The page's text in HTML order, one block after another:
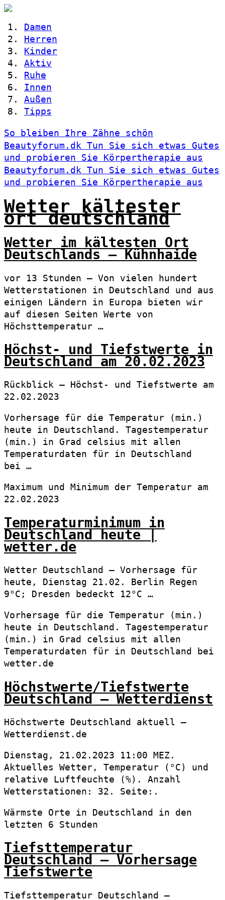
Damen
Herren
Kinder
Aktiv
Ruhe
Innen
Außen
Tipps
So bleiben Ihre Zähne schön
Beautyforum.dk Tun Sie sich etwas Gutes
und probieren Sie Körpertherapie aus
Beautyforum.dk Tun Sie sich etwas Gutes
und probieren Sie Körpertherapie aus
Wetter kältester
ort deutschland
Wetter im kältesten Ort
Deutschlands – Kühnhaide
vor 13 Stunden — Von vielen hundert
Wetterstationen in Deutschland und aus
einigen Ländern in Europa bieten wir
auf diesen Seiten Werte von
Höchsttemperatur …
Höchst- und Tiefstwerte in
Deutschland am 20.02.2023
Rückblick – Höchst- und Tiefstwerte am
22.02.2023
Vorhersage für die Temperatur (min.)
heute in Deutschland. Tagestemperatur
(min.) in Grad celsius mit allen
Temperaturdaten für in Deutschland
bei …
Maximum und Minimum der Temperatur am
22.02.2023
Temperaturminimum in
Deutschland heute |
wetter.de
Wetter Deutschland – Vorhersage für
heute, Dienstag 21.02. Berlin Regen
9°C; Dresden bedeckt 12°C …
Vorhersage für die Temperatur (min.)
heute in Deutschland. Tagestemperatur
(min.) in Grad celsius mit allen
Temperaturdaten für in Deutschland bei
wetter.de
Höchstwerte/Tiefstwerte
Deutschland – Wetterdienst
Höchstwerte Deutschland aktuell –
Wetterdienst.de
Dienstag, 21.02.2023 11:00 MEZ.
Aktuelles Wetter, Temperatur (°C) und
relative Luftfeuchte (%). Anzahl
Wetterstationen: 32. Seite:.
Wärmste Orte in Deutschland in den
letzten 6 Stunden
Tiefsttemperatur
Deutschland – Vorhersage
Tiefstwerte
Tiefsttemperatur Deutschland –